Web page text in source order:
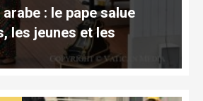
: le pape salue
les jeunes et les